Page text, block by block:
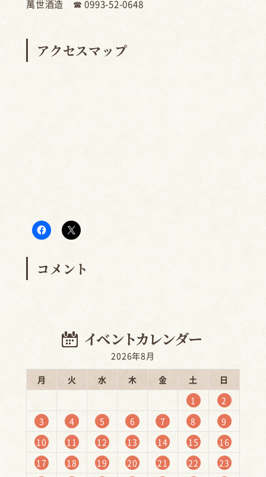
萬世酒造 ☎ 0993-52-0648
アクセスマップ
コメント
2026年8月
月
火 水 木 金 土
日
1
2
3
4 5 6 7 8
9
10
11 12 13 14 15
16
17
18 19 20 21 22
23